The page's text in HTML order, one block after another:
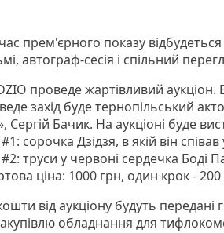
прем'єрного показу
автограф-сесія і спільний
проведе жартівливий
захід буде тернопільський
Сергій Бачик. На аукціоні буде
сорочка Дзідзя, в якій він співав
труси у червоні сердечка Боді
ціна: 1000 грн, один крок - 200
від аукціону будуть
обладнання для